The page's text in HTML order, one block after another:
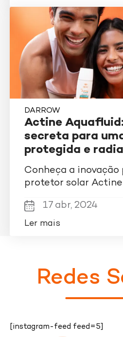
DARROW
Actine
secreta para
protegida e
Conheça a inovação
protetor solar
17 abr, 2024
Ler mais
Redes
[instagram-feed feed=5]